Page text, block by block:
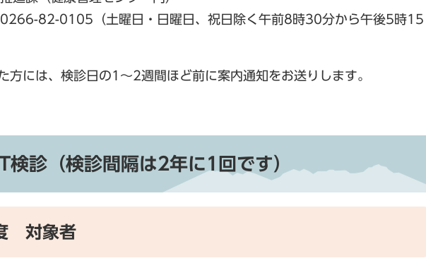
0266-82-0105（土曜日・日曜日、祝日除く午前8時30分から午後5時15
方には、検診日の1～2週間ほど前に案内通知をお送りします。
検診（検診間隔は2年に1回です）
度 対象者